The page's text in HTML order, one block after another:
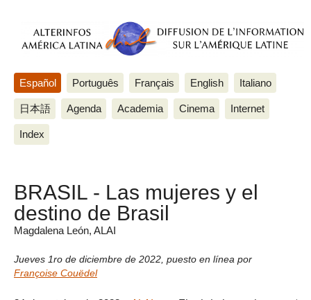
Español Português Français English Italiano
日本語 Agenda Academia Cinema Internet
Index
BRASIL - Las mujeres y el
destino de Brasil
Magdalena León, ALAI
Jueves 1ro de diciembre de 2022 puesto en línea por
Françoise Couëdel